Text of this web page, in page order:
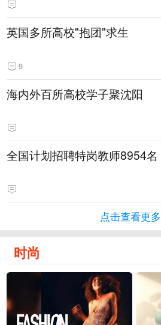
英国多所高校"抱团"求生
9
海内外百所高校学子聚沈阳
全国计划招聘特岗教师8954名
点击查看更多
时尚